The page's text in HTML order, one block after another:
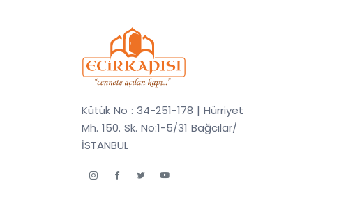
Kütük No : 34-251-178 | Hürriyet
Mh. 150. Sk. No:1-5/31 Bağcılar/
İSTANBUL